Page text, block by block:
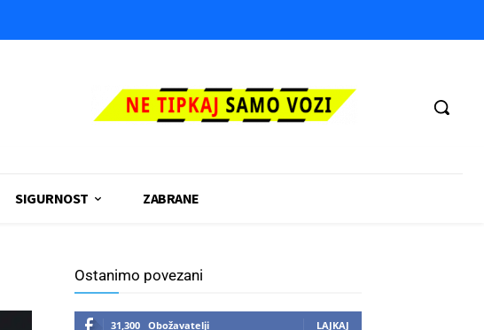
SIGURNOST ZABRANE
Ostanimo povezani
31,300 Obožavatelji LAJKAJ